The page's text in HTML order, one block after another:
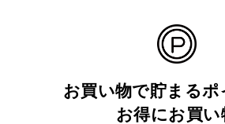
お買い物で貯まる
お得にお買い